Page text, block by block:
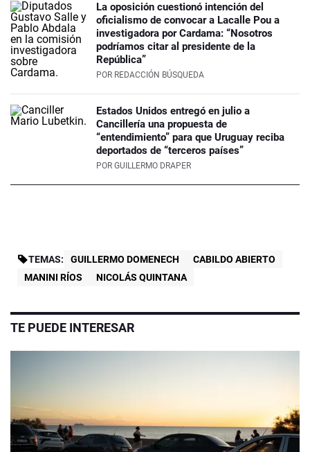
La oposición cuestionó intención del
oficialismo de convocar a Lacalle Pou a
investigadora por Cardama: “Nosotros
podríamos citar al presidente de la
República”
POR REDACCIÓN BÚSQUEDA
Estados Unidos entregó en julio a
Cancillería una propuesta de
“entendimiento” para que Uruguay reciba
deportados de “terceros países”
POR GUILLERMO DRAPER
TEMAS: GUILLERMO DOMENECH
CABILDO ABIERTO
MANINI RÍOS
NICOLÁS QUINTANA
TE PUEDE INTERESAR